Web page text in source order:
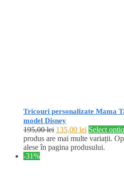
Tricouri personalizate Mama
model Disney
195,00lei 135,00 lei Select
produs are mai multe variații.
alese în pagina produsului.
-31%